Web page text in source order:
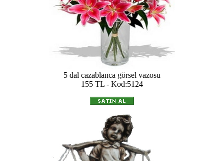
5 dal cazablanca görsel vazosu
155 TL - Kod:5124